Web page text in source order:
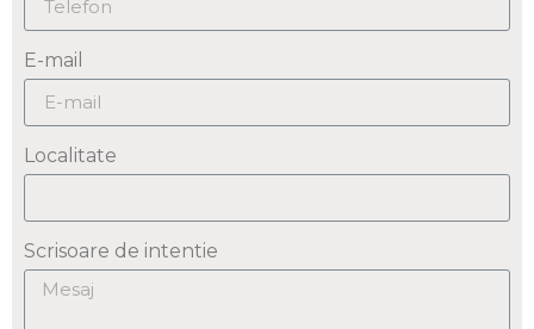
E-mail
Localitate
Scrisoare de intentie